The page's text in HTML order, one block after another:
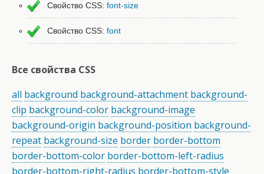
Свойство CSS:font-size
Свойство CSS:font
Все свойства CSS
all background background-attachment background-
clip background-color background-image
background-origin background-position background-
repeat background-size border border-bottom
border-bottom-color border-bottom-left-radius
border-bottom-right-radius border-bottom-style